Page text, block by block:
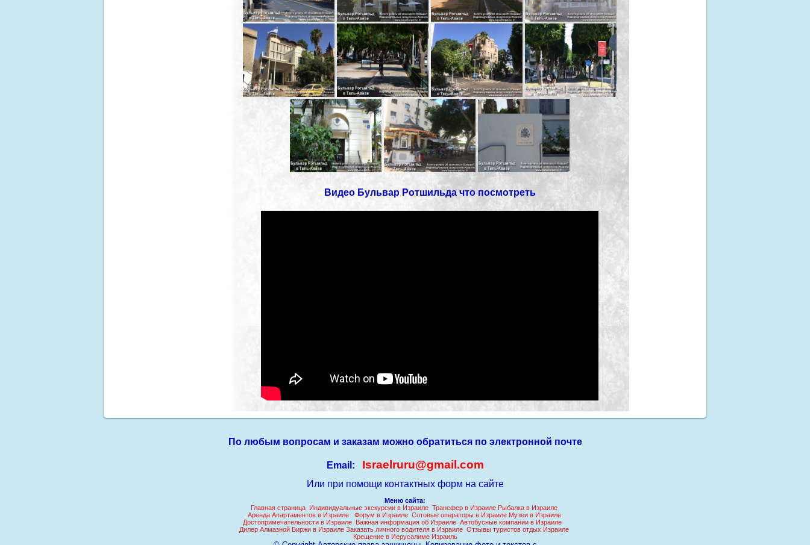
Видео Бульвар Ротшильда что посмотреть
По любым вопросам и заказам можно обратиться по электронной почте
Email: Israelruru@gmail.com
Или при помощи контактных форм на сайте
Меню сайта:
Главная страница Индивидуальные экскурсии в Израиле Трансфер в Израиле Рыбалка в Израиле
Аренда Апартаментов в Израиле
Форум в Израиле Сотовые операторы в Израиле Музеи в Израиле
Достопримечательности в Израиле Важная информация об Израиле Автобусные компании в Израиле
Дилер Алмазной Биржи в Израиле Заказать личного водителя в Израиле Отзывы туристов отдых Израиле
Крещение в Иерусалиме Израиль